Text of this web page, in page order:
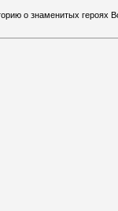
о знаменитых героях